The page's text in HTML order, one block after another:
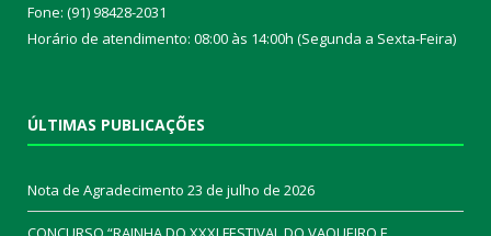
Fone: (91) 98428-2031
Horário de atendimento: 08:00 às 14:00h (Segunda a Sexta-Feira)
ÚLTIMAS PUBLICAÇÕES
Nota de Agradecimento 23 de julho de 2026